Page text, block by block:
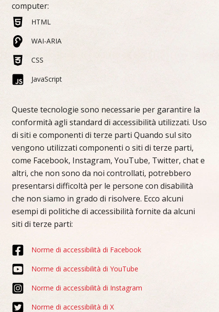
computer:
HTML
WAI-ARIA
CSS
JavaScript
Queste tecnologie sono necessarie per garantire la
conformità agli standard di accessibilità utilizzati. Uso
di siti e componenti di terze parti Quando sul sito
vengono utilizzati componenti o siti di terze parti,
come Facebook, Instagram, YouTube, Twitter, chat e
altri, che non sono da noi controllati, potrebbero
presentarsi difficoltà per le persone con disabilità
che non siamo in grado di risolvere. Ecco alcuni
esempi di politiche di accessibilità fornite da alcuni
siti di terze parti:
Norme di accessibilità di Facebook
Norme di accessibilità di YouTube
Norme di accessibilità di Instagram
Norme di accessibilità di X